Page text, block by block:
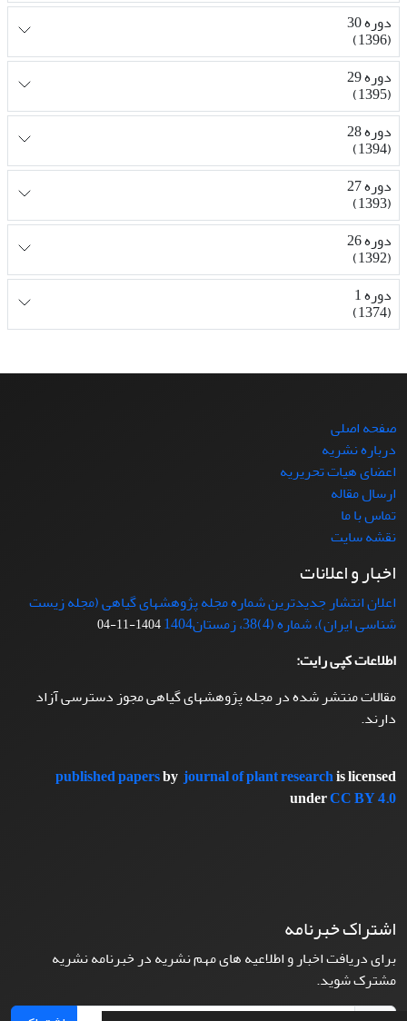
دوره 30
(1396)
دوره 29
(1395)
دوره 28
(1394)
دوره 27
(1393)
دوره 26
(1392)
دوره 1
(1374)
صفحه اصلی
درباره نشریه
اعضای هیات تحریریه
ارسال مقاله
تماس با ما
نقشه سایت
اخبار و اعلانات
اعلان انتشار جدیدترین شماره مجله پژوهشهای گیاهی (مجله زیست
شناسی ایران)، شماره (4)38، زمستان1404
1404-11-04
اطلاعات کپی رایت:
مقالات منتشر شده در مجله پژوهشهای گیاهی مجوز دسترسی آزاد
دارند.
published papersbyjournal of plant researchis licensed
underCC BY 4.0
اشتراک خبرنامه
برای دریافت اخبار و اطلاعیه های مهم نشریه در خبرنامه نشریه
مشترک شوید.